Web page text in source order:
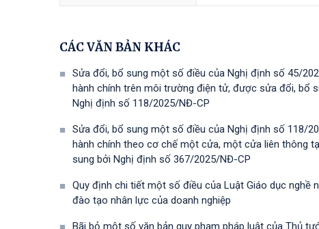
CÁC VĂN BẢN KHÁC
Sửa đổi, bổ sung một số điều của Nghị định số 45/
hành chính trên môi trường điện tử, được sửa đổi, bổ
Nghị định số 118/2025/NĐ-СР
Sửa đổi, bổ sung một số điều của Nghị định số 118/
hành chính theo cơ chế một cửa, một cửa liên thông
sung bởi Nghị định số 367/2025/NĐ-СР
Quy định chi tiết một số điều của Luật Giáo dục nghề
đào tạo nhân lực của doanh nghiệp
Bãi bỏ một số văn bản quy phạm pháp luật của Thủ